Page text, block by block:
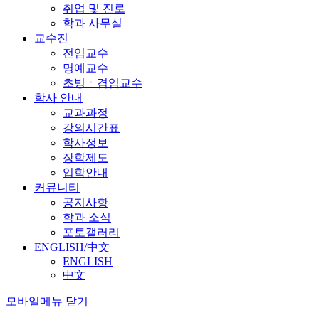
취업 및 진로
학과 사무실
교수진
전임교수
명예교수
초빙ㆍ겸임교수
학사 안내
교과과정
강의시간표
학사정보
장학제도
입학안내
커뮤니티
공지사항
학과 소식
포토갤러리
ENGLISH/中文
ENGLISH
中文
모바일메뉴 닫기